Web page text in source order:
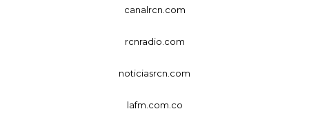
canalrcn.com
rcnradio.com
noticiasrcn.com
lafm.com.co